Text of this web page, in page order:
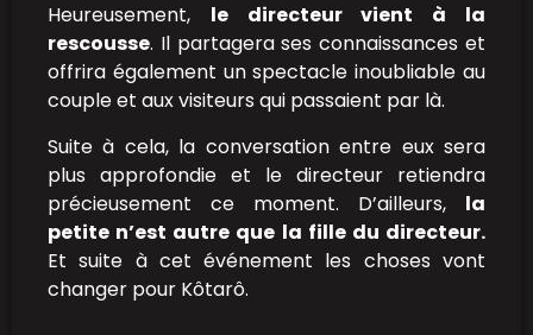
Heureusement, le directeur vient à la
rescousse. Il partagera ses connaissances et
offrira également un spectacle inoubliable au
couple et aux visiteurs qui passaient par là.
Suite à cela, la conversation entre eux sera
plus approfondie et le directeur retiendra
précieusement ce moment. D’ailleurs, la
petite n’est autre que la fille du directeur.
Et suite à cet événement les choses vont
changer pour Kôtarô.